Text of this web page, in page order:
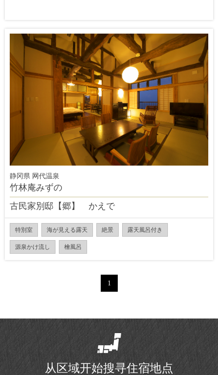
静冈県 网代温泉
竹林庵みずの
古民家別邸【郷】 かえで
特別室 海が見える露天 絶景 露天風呂付き
源泉かけ流し 檜風呂
1
从区域开始搜寻住宿地点